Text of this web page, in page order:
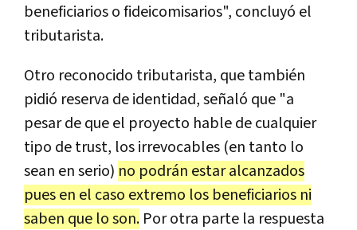
beneficiarios o fideicomisarios", concluyó el
tributarista.
Otro reconocido tributarista, que también
pidió reserva de identidad, señaló que "a
pesar de que el proyecto hable de cualquier
tipo de trust, los irrevocables (en tanto lo
sean en serio) no podrán estar alcanzados
pues en el caso extremo los beneficiarios ni
saben que lo son. Por otra parte la respuesta